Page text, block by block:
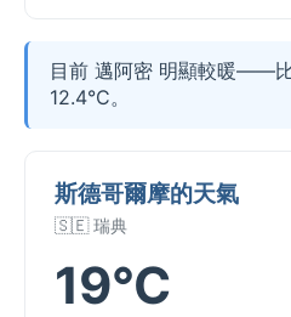
目前 邁阿密 明顯較暖——
12.4°C。
斯德哥爾摩的天氣
🇸🇪 瑞典
19°C